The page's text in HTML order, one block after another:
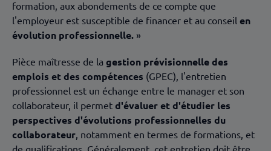
formation, aux abondements de ce compte que
l'employeur est susceptible de financer et au conseil en
évolution professionnelle. »
Pièce maîtresse de la gestion prévisionnelle des
emplois et des compétences (GPEC), l'entretien
professionnel est un échange entre le manager et son
collaborateur, il permet d'évaluer et d'étudier les
perspectives d'évolutions professionnelles du
collaborateur, notamment en termes de formations, et